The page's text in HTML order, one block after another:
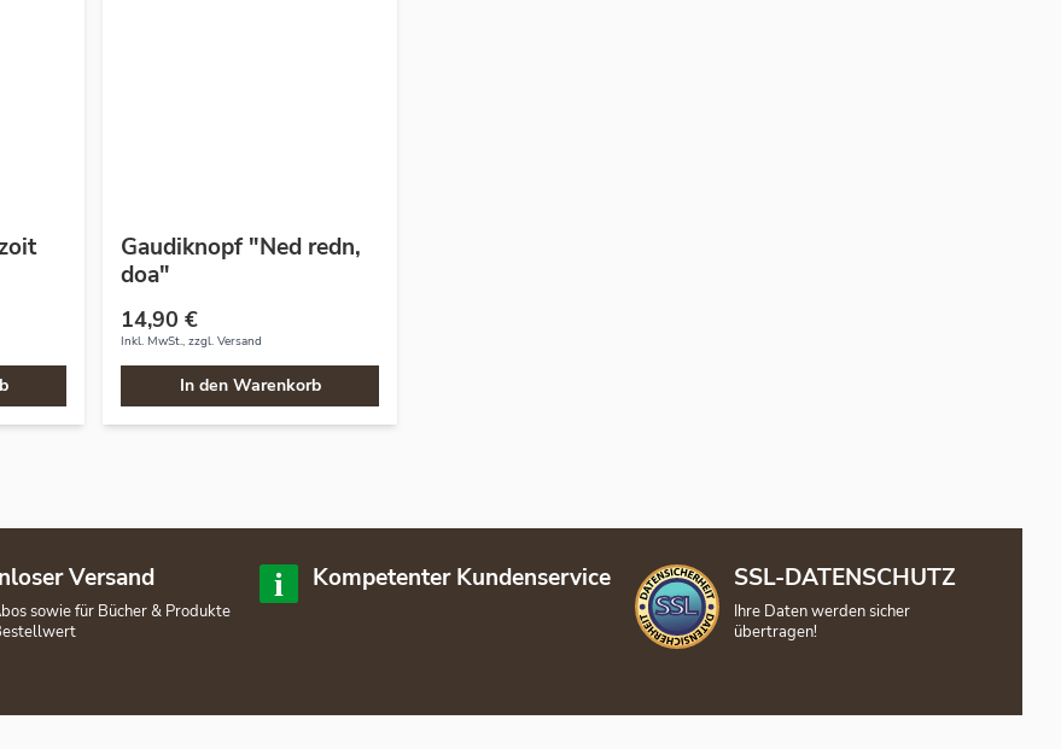
Gaudiknopf "Ned redn,
doa"
14,90 €
Inkl. MwSt., zzgl. Versand
In den Warenkorb
Versand
sowie für Bücher & Produkte
Kompetenter Kundenservice SSL-DATENSCHUTZ
Ihre Daten werden sicher
übertragen!